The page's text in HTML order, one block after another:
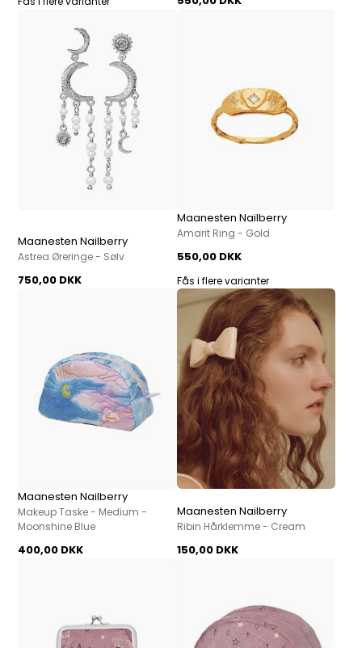
Maanesten Nailberry
Astrea Øreringe - Sølv
750,00 DKK
Maanesten Nailberry
Amarit Ring - Gold
550,00 DKK
Fås i flere varianter
Maanesten Nailberry
Makeup Taske - Medium -
Moonshine Blue
400,00 DKK
Maanesten Nailberry
Ribin Hårklemme - Cream
150,00 DKK